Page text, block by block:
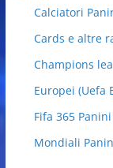
Calciatori
Cards e altre
Champions
Europei (Uefa
Fifa 365 Panini
Mondiali